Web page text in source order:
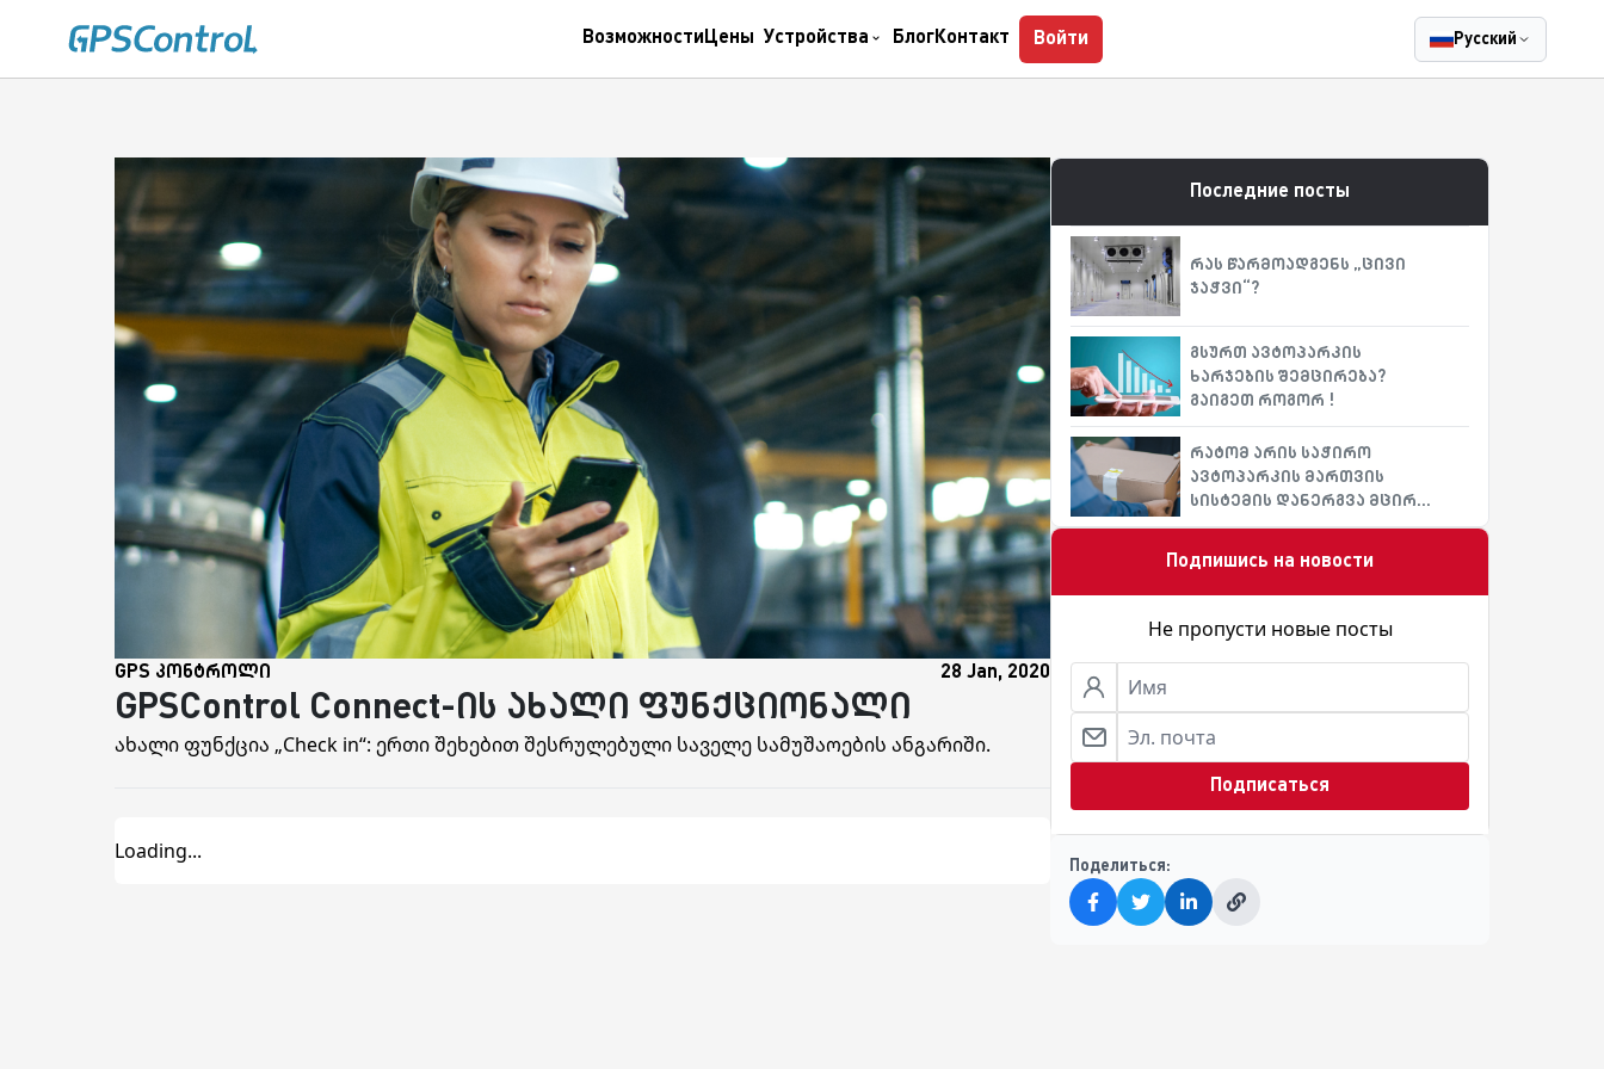
Casatrade О нас Карьера GPS Control Parkcontrol Myclock Tempohub
Возможности Цены Устройства БлогКонтакт Войти Русский
GPS კონტროლი 28 Jan, 2020
GPSControl Connect-ის ახალი ფუნქციონალი
ახალი ფუნქცია „Check in“: ერთი შეხებით შესრულებული საველე სამუშაოების ანგარიში.
Последние посты
რას წარმოადგენს „ცივი
ჯაჭვი“?
გსურთ ავტოპარკის
ხარჯების შემცირება?
გაიგეთ როგორ !
რატომ არის საჭირო
ავტოპარკის მართვის
სისტემის დანერგვა მცირე
ბიზნესისთვის?
Подпишись на новости
Не пропусти новые посты
Подписаться
Поделиться: